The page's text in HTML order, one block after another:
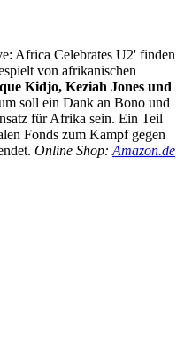
Africa Celebrates U2' finden
von afrikanischen
Kidjo, Keziah Jones und
soll ein Dank an Bono und
für Afrika sein. Ein Teil
Fonds zum Kampf gegen
Online Shop: Amazon.de